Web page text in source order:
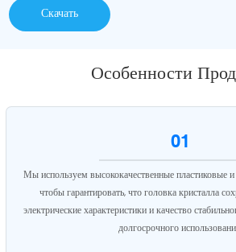
Скачать
Особенности
01
Мы используем высококачественные пластиковые
чтобы гарантировать, что головка кристалла
электрические характеристики и качество
долгосрочного